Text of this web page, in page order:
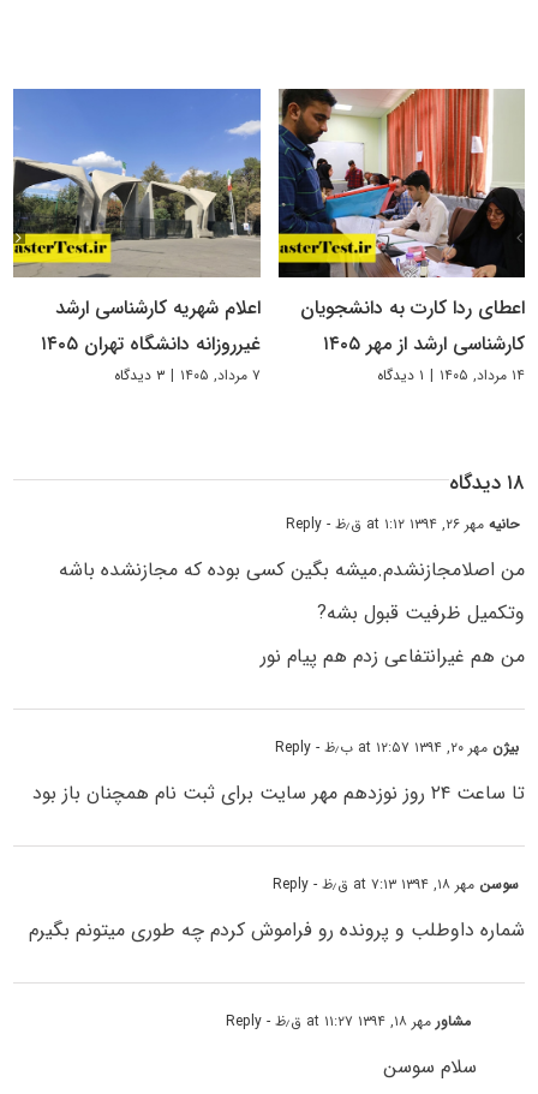
اعطای ردا کارت به دانشجویان
کارشناسی ارشد از مهر ۱۴۰۵
۱۴ مرداد, ۱۴۰۵ | ۱ دیدگاه
اعلام شهریه کارشناسی ارشد
غیرروزانه دانشگاه تهران ۱۴۰۵
۷ مرداد, ۱۴۰۵ | ۳ دیدگاه
۱۸ دیدگاه
حانیهمهر ۲۶, ۱۳۹۴ at ۱:۱۲ ق٫ظ - Reply
من اصلامجازنشدم.میشه بگین کسی بوده که مجازنشده باشه
وتکمیل ظرفیت قبول بشه?
من هم غیرانتفاعی زدم هم پیام نور
بیژن مهر ۲۰, ۱۳۹۴ at ۱۲:۵۷ ب٫ظ - Reply
تا ساعت ۲۴ روز نوزدهم مهر سایت برای ثبت نام همچنان باز بود
سوسن مهر ۱۸, ۱۳۹۴ at ۷:۱۳ ق٫ظ - Reply
شماره داوطلب و پرونده رو فراموش کردم چه طوری میتونم بگیرم
مشاور مهر ۱۸, ۱۳۹۴ at ۱۱:۲۷ ق٫ظ - Reply
سلام سوسن